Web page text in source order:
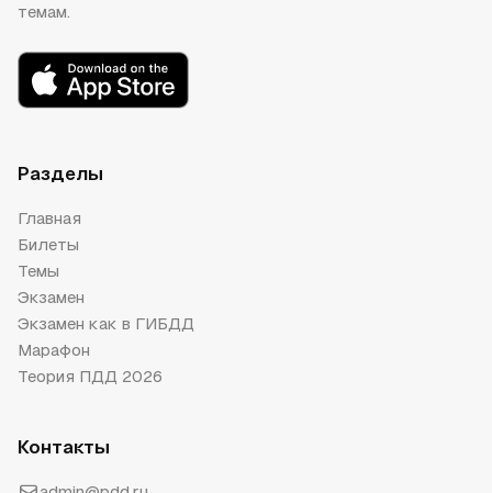
темам.
Разделы
Главная
Билеты
Темы
Экзамен
Экзамен как в ГИБДД
Марафон
Теория ПДД 2026
Контакты